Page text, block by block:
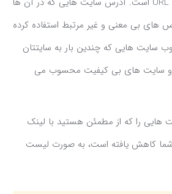
های بی معنی و غیر مرتبط استفاده کرده
سایت هایی که چندین بار به سایتتان
جزو سایت های بی کیفیت محسوب می
هایی را که از مطمئن هستید با لینک
شما کاهش یافته است، به صورت لیست